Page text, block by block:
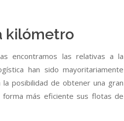
kilómetro
encontramos las relativas a la
han sido mayoritariamente
posibilidad de obtener una gran
más eficiente sus flotas de